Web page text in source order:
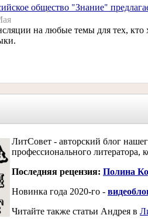
общество "Знание"
на любые темы для тех, кто
ЛитСовет - авторский блог
профессионального литератора,
Последняя рецензия: Полина
Новинка года 2020-го -
Читайте также статьи Андрея в